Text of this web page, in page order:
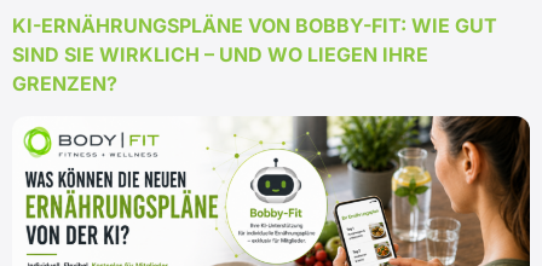
KI-ERNÄHRUNGSPLÄNE VON BOBBY-FIT: WIE GUT
SIND SIE WIRKLICH – UND WO LIEGEN IHRE
GRENZEN?